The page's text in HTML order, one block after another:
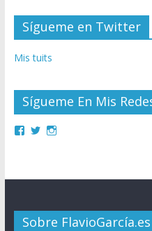
Sígueme en Twitter
Mis tuits
Sígueme En Mis
Sobre FlavioGarcía.es